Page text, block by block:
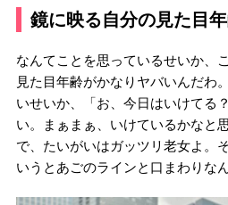
鏡に映る自分の見た目
なんてことを思っているせいか、
見た目年齢がかなりヤバいんだわ
いせいか、「お、今日はいけてる
い。まぁまぁ、いけているかなと
で、たいがいはガッツリ老女よ。
いうとあごのラインと口まわりな